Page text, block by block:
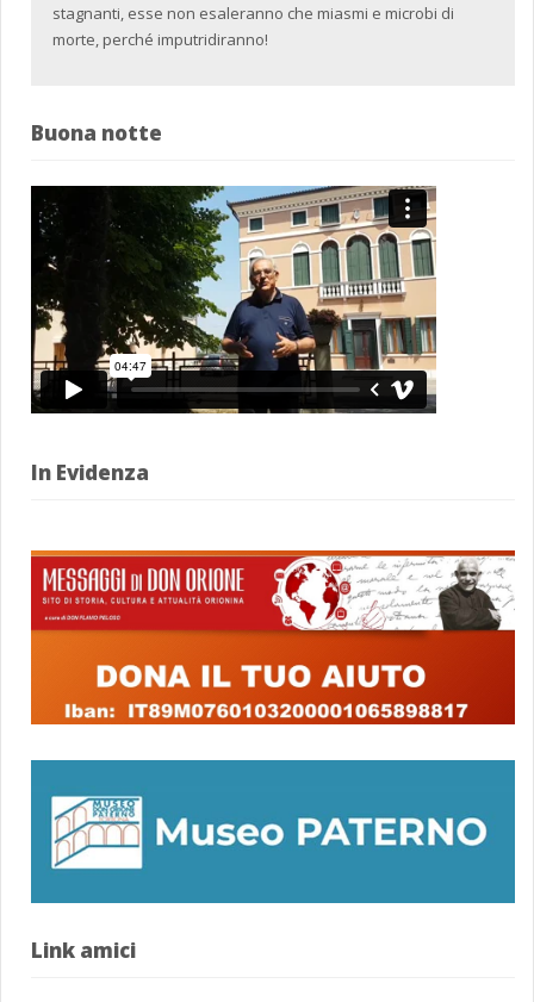
stagnanti, esse non esaleranno che miasmi e microbi di
morte, perché imputridiranno!
Buona notte
In Evidenza
Link amici